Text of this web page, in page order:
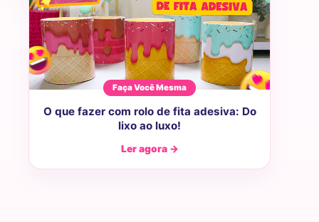
Faça Você Mesma
O que fazer com rolo de fita adesiva: Do
lixo ao luxo!
Ler agora →